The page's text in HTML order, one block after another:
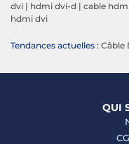
dvi | hdmi dvi-d | cable
hdmi dvi
Tendances actuelles : Câble
QUI